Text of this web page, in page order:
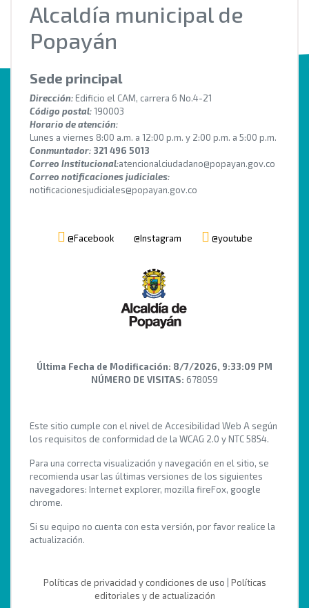
Alcaldía municipal de
Popayán
Sede principal
Dirección: Edificio el CAM, carrera 6 No.4-21
Código postal:190003
Horario de atención:
Lunes a viernes 8:00 a.m. a 12:00 p.m. y 2:00 p.m. a 5:00 p.m.
Conmuntador: 321 496 5013
Correo Institucional:atencionalciudadano@popayan.gov.co
Correo notificaciones judiciales:
notificacionesjudiciales@popayan.gov.co
@Facebook @Instagram @youtube
Última Fecha de Modificación: 8/7/2026, 9:33:09 PM
NÚMERO DE VISITAS: 678059
Este sitio cumple con el nivel de Accesibilidad Web A según
los requisitos de conformidad de la WCAG 2.0 y NTC 5854.
Para una correcta visualización y navegación en el sitio, se
recomienda usar las últimas versiones de los siguientes
navegadores: Internet explorer, mozilla fireFox, google
chrome.
Si su equipo no cuenta con esta versión, por favor realice la
actualización.
Políticas de privacidad y condiciones de uso
Políticas
editoriales y de actualización